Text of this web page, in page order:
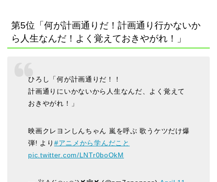
第5位「何が計画通りだ！計画通り行かないか
ら人生なんだ！よく覚えておきやがれ！」
ひろし「何が計画通りだ！！
計画通りにいかないから人生なんだ、よく覚えて
おきやがれ！」
映画クレヨンしんちゃん 嵐を呼ぶ 歌うケツだけ爆
弾! より #アニメから学んだこと
pic.twitter.com/LNTr0boOkM